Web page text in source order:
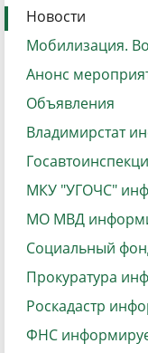
Новости
Мобилизация.
Анонс
Объявления
Владимирстат
МКУ "УГОЧС"
МО МВД
Социальный
Прокуратура
Роскадастр
ФНС